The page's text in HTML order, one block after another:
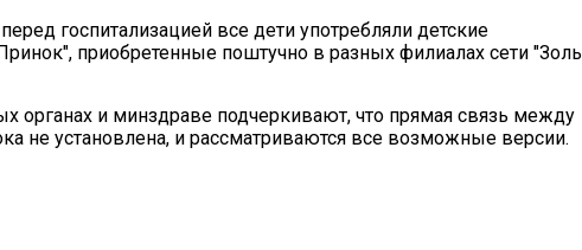
госпитализацией все дети употребляли детские
приобретенные поштучно в разных филиалах сети "Золь
органах и минздраве подчеркивают, что прямая связь между
не установлена, и рассматриваются все возможные версии.